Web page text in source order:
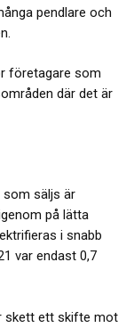
pendlare och
företagare som
där det är
som säljs är
på lätta
i snabb
var endast 0,7
skett ett skifte mot